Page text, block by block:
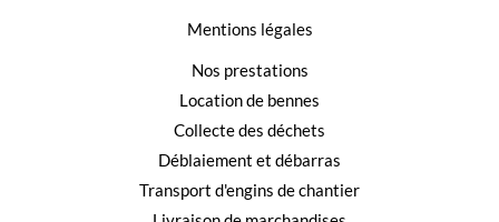
Mentions légales
Nos prestations
Location de bennes
Collecte des déchets
Déblaiement et débarras
Transport d'engins de chantier